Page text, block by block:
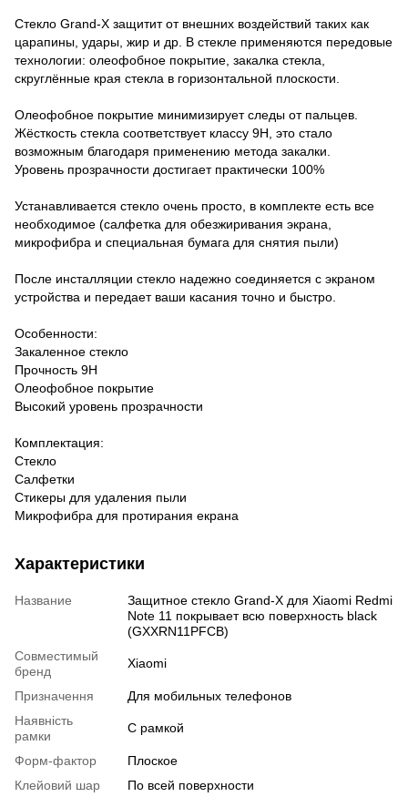
Стекло Grand-X защитит от внешних воздействий таких как
царапины, удары, жир и др. В стекле применяются передовые
технологии: олеофобное покрытие, закалка стекла,
скруглённые края стекла в горизонтальной плоскости.
Олеофобное покрытие минимизирует следы от пальцев.
Жёсткость стекла соответствует классу 9H, это стало
возможным благодаря применению метода закалки.
Уровень прозрачности достигает практически 100%
Устанавливается стекло очень просто, в комплекте есть все
необходимое (салфетка для обезжиривания экрана,
микрофибра и специальная бумага для снятия пыли)
После инсталляции стекло надежно соединяется с экраном
устройства и передает ваши касания точно и быстро.
Особенности:
Закаленное стекло
Прочность 9Н
Олеофобное покрытие
Высокий уровень прозрачности
Комплектация:
Стекло
Салфетки
Стикеры для удаления пыли
Микрофибра для протирания екрана
Характеристики
Название
Защитное стекло Grand-X для Xiaomi Redmi
Note 11 покрывает всю поверхность black
(GXXRN11PFCB)
Совместимый
бренд
Xiaomi
Призначення
Для мобильных телефонов
Наявність
рамки
C рамкой
Форм-фактор
Плоское
Клейовий шар
По всей поверхности